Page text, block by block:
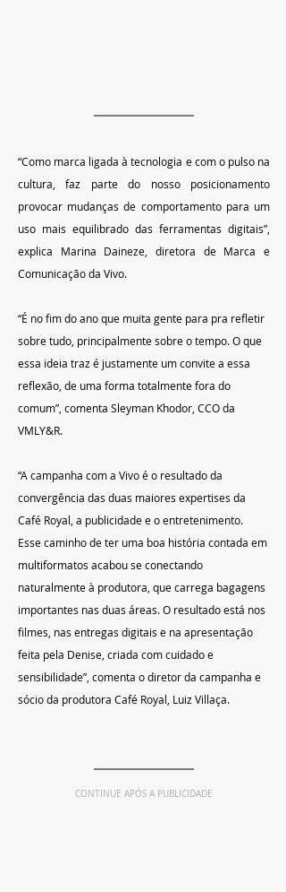
“Como marca ligada à tecnologia e com o pulso na
cultura, faz parte do nosso posicionamento
provocar mudanças de comportamento para um
uso mais equilibrado das ferramentas digitais”,
explica Marina Daineze, diretora de Marca e
Comunicação da Vivo.
“É no fim do ano que muita gente para pra refletir
sobre tudo, principalmente sobre o tempo. O que
essa ideia traz é justamente um convite a essa
reflexão, de uma forma totalmente fora do
comum”, comenta Sleyman Khodor, CCO da
VMLY&R.
“A campanha com a Vivo é o resultado da
convergência das duas maiores expertises da
Café Royal, a publicidade e o entretenimento.
Esse caminho de ter uma boa história contada em
multiformatos acabou se conectando
naturalmente à produtora, que carrega bagagens
importantes nas duas áreas. O resultado está nos
filmes, nas entregas digitais e na apresentação
feita pela Denise, criada com cuidado e
sensibilidade”, comenta o diretor da campanha e
sócio da produtora Café Royal, Luiz Villaça.
CONTINUE APÓS A PUBLICIDADE